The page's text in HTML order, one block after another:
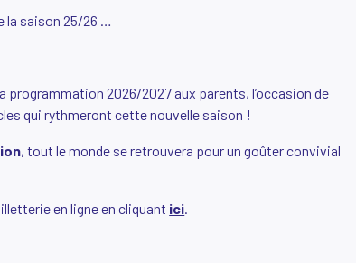
la saison 25/26 …
programmation 2026/2027 aux parents, l’occasion de
qui rythmeront cette nouvelle saison !
, tout le monde se retrouvera pour un goûter convivial
en ligne en cliquant ici.